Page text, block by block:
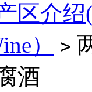
区介绍
）
>
酒